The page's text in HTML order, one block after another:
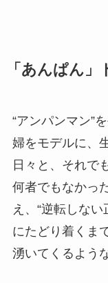
「あんぱん」
“アンパンマン”
婦をモデルに、
日々と、それで
何者でもなかっ
え、“逆転しない
にたどり着くま
湧いてくるよう